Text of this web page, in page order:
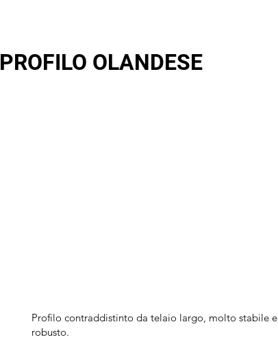
PROFILO OLANDESE
Profilo contraddistinto da telaio largo, molto stabile e
robusto.